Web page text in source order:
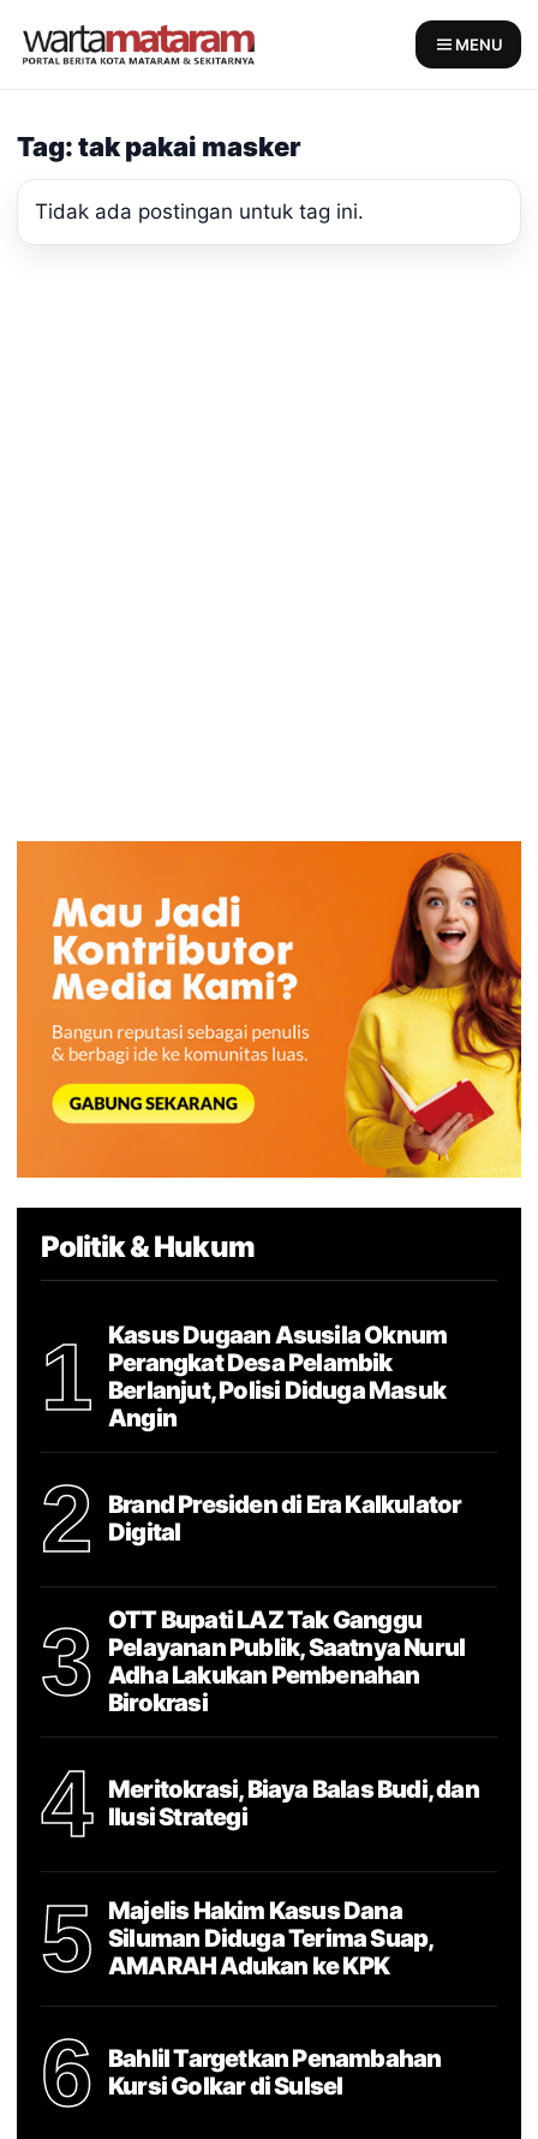
MENU
Tag: tak pakai masker
Tidak ada postingan untuk tag ini.
Politik & Hukum
1
Kasus Dugaan Asusila Oknum
Perangkat Desa Pelambik
Berlanjut, Polisi Diduga Masuk
Angin
2
Brand Presiden di Era Kalkulator
Digital
3
OTT Bupati LAZ Tak Ganggu
Pelayanan Publik, Saatnya Nurul
Adha Lakukan Pembenahan
Birokrasi
4
Meritokrasi, Biaya Balas Budi, dan
Ilusi Strategi
5
Majelis Hakim Kasus Dana
Siluman Diduga Terima Suap,
AMARAH Adukan ke KPK
6
Bahlil Targetkan Penambahan
Kursi Golkar di Sulsel